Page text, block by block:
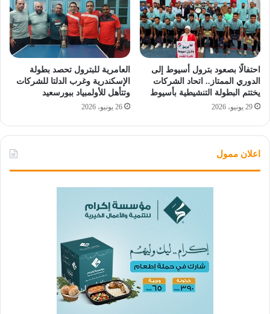
احتفالًا بصعود بترول أسيوط إلى
الدوري الممتاز.. اتحاد الشركات
يختتم البطولة التنشيطية بأسيوط
29 يونيو، 2026
العامرية للبترول تحصد بطولة
الإسكندرية وغرب الدلتا للشركات
وتتأهل للأولمبياد ببورسعيد
26 يونيو، 2026
اعلان ممول